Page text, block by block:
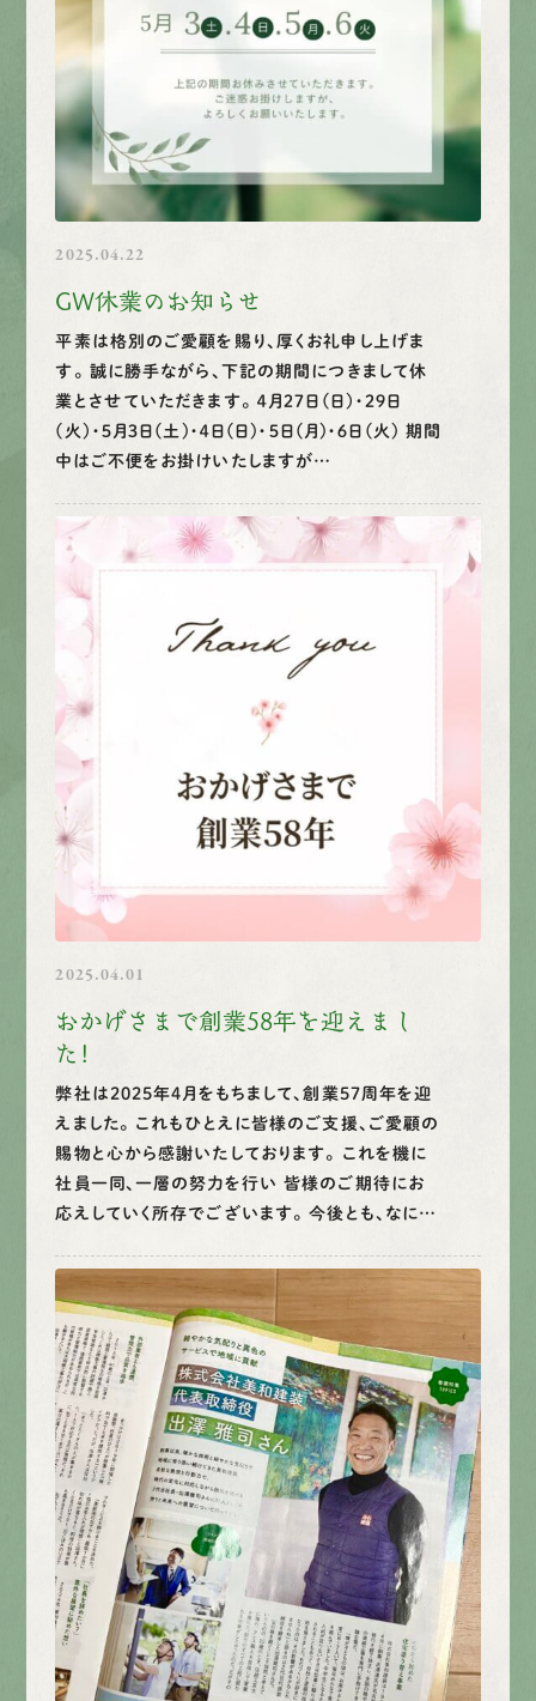
2025.04.22
GW休業のお知らせ
平素は格別のご愛顧を賜り、厚くお礼申し上げま
す。 誠に勝手ながら、下記の期間につきまして休
業とさせていただきます。 ４月２７日(日）・２９日
(火）・５月３日(土)・４日(日)・５日(月)・６日(火) 期間
中はご不便をお掛けいたしますが…
2025.04.01
おかげさまで創業58年を迎えまし
た！
弊社は2025年4月をもちまして、創業57周年を迎
えました。 これもひとえに皆様のご支援、ご愛顧の
賜物と心から感謝いたしております。 これを機に
社員一同、一層の努力を行い 皆様のご期待にお
応えしていく所存でございます。 今後とも、なに…